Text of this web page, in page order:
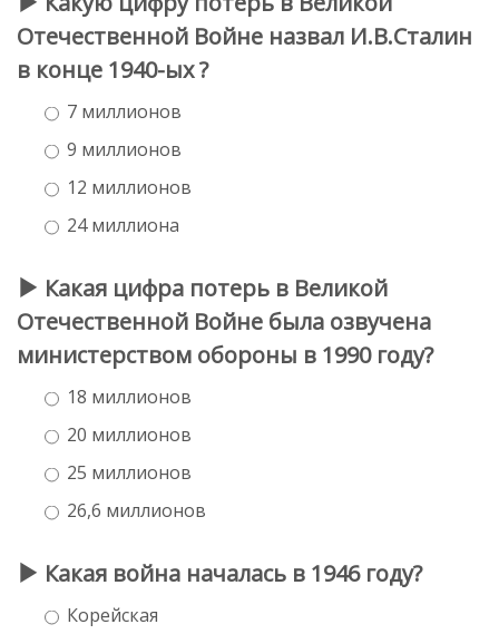
Отечественной Войне назвал И.В.Сталин
в конце 1940-ых ?
7 миллионов
9 миллионов
12 миллионов
24 миллиона
Какая цифра потерь в Великой
Отечественной Войне была озвучена
министерством обороны в 1990 году?
18 миллионов
20 миллионов
25 миллионов
26,6 миллионов
Какая война началась в 1946 году?
Корейская